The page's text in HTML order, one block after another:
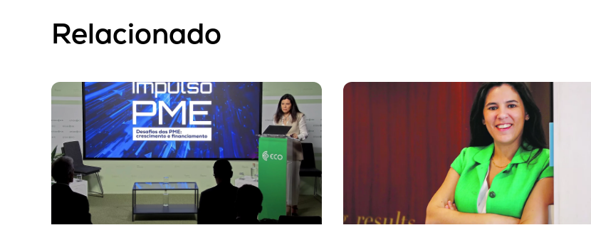
Relacionado